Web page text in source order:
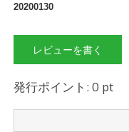
20200130
レビューを書く
発行ポイント: 0 pt